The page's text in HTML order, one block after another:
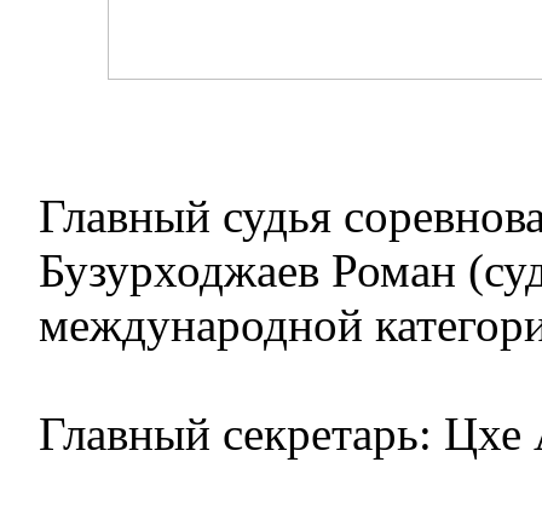
Главный судья
Бузурходжаев Роман
международной
Главный секретарь: